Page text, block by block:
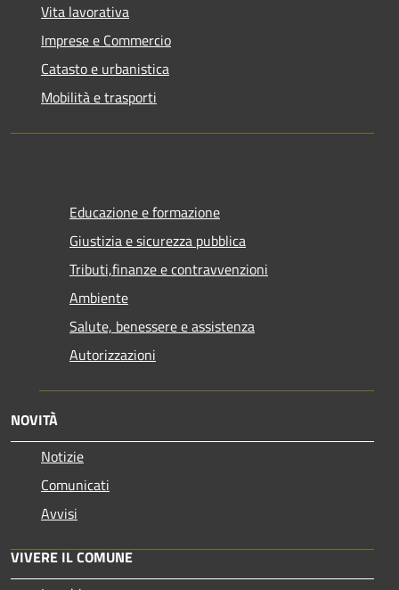
Vita lavorativa
Imprese e Commercio
Catasto e urbanistica
Mobilità e trasporti
Educazione e formazione
Giustizia e sicurezza pubblica
Tributi,finanze e contravvenzioni
Ambiente
Salute, benessere e assistenza
Autorizzazioni
NOVITÀ
Notizie
Comunicati
Avvisi
VIVERE IL COMUNE